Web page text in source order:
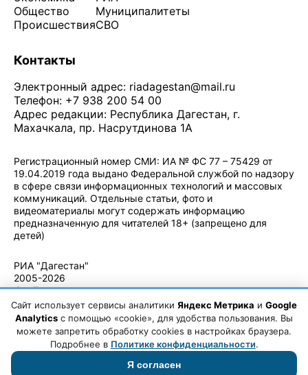
Общество
Происшествия
Муниципалитеты
СВО
Контакты
Электронный адрес: riadagestan@mail.ru
Телефон: +7 938 200 54 00
Адрес редакции: Республика Дагестан, г.
Махачкала, пр. Насрутдинова 1А
Регистрационный номер СМИ: ИА № ФС 77 – 75429 от
19.04.2019 года выдано Федеральной службой по надзору
в сфере связи информационных технологий и массовых
коммуникаций. Отдельные статьи, фото и
видеоматериалы могут содержать информацию
предназначенную для читателей 18+ (запрещено для
детей)
РИА "Дагестан"
2005-2026
© - Правила
использования
материалов.
Авторские
Сайт использует сервисы аналитики Яндекс Метрика и Google
Analytics с помощью «cookie», для удобства пользования. Вы
можете запретить обработку cookies в настройках браузера.
Подробнее в Политике конфиденциальности.
Я согласен